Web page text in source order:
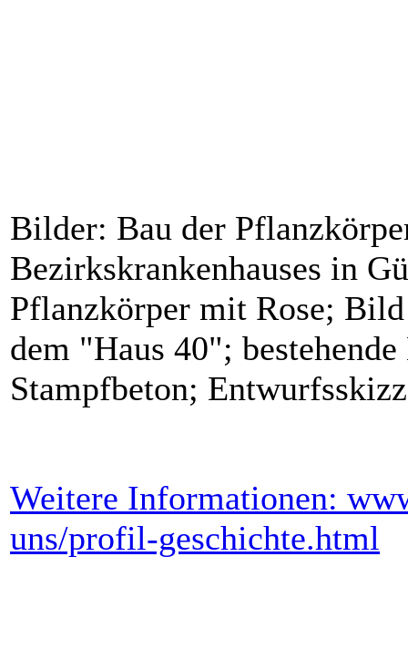
Bilder: Bau der
Bezirkskrankenhauses in
Pflanzkörper mit Rose;
dem "Haus 40";
Stampfbeton;
Weitere Informationen:
uns/profil-geschichte.html